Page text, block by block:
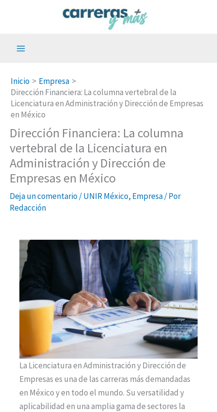
Inicio
Empresa
Dirección Financiera: La columna vertebral de la
Licenciatura en Administración y Dirección de Empresas
en México
Dirección Financiera: La columna
vertebral de la Licenciatura en
Administración y Dirección de
Empresas en México
Deja un comentario/UNIR México, Empresa/ Por
Redacción
La Licenciatura en Administración y Dirección de
Empresas es una de las carreras más demandadas
en México y en todo el mundo. Su versatilidad y
aplicabilidad en una amplia gama de sectores la